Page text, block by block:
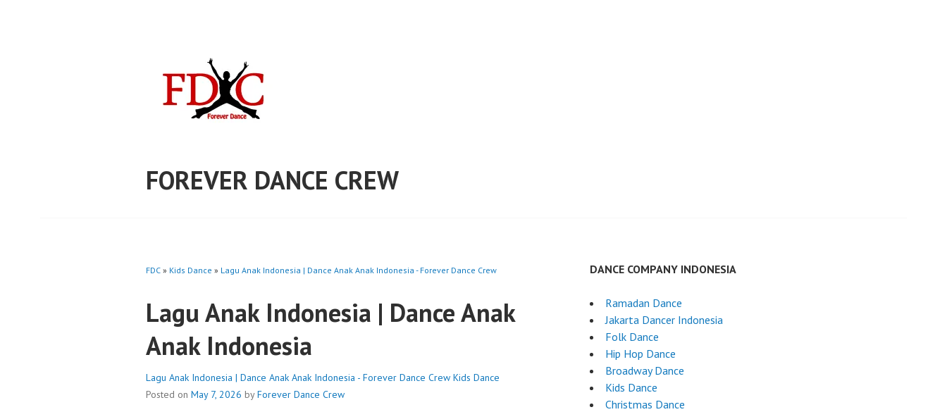
FOREVER DANCE CREW
FDC » Kids Dance » Lagu Anak Indonesia | Dance Anak Anak Indonesia - Forever Dance Crew
Lagu Anak Indonesia | Dance Anak
Anak Indonesia
Lagu Anak Indonesia | Dance Anak Anak Indonesia - Forever Dance Crew Kids Dance
Posted on May 7, 2026 byForever Dance Crew
DANCE COMPANY INDONESIA
Ramadan Dance
Jakarta Dancer Indonesia
Folk Dance
Hip Hop Dance
Broadway Dance
Kids Dance
Christmas Dance